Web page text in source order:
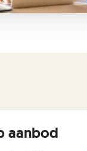
aanbod